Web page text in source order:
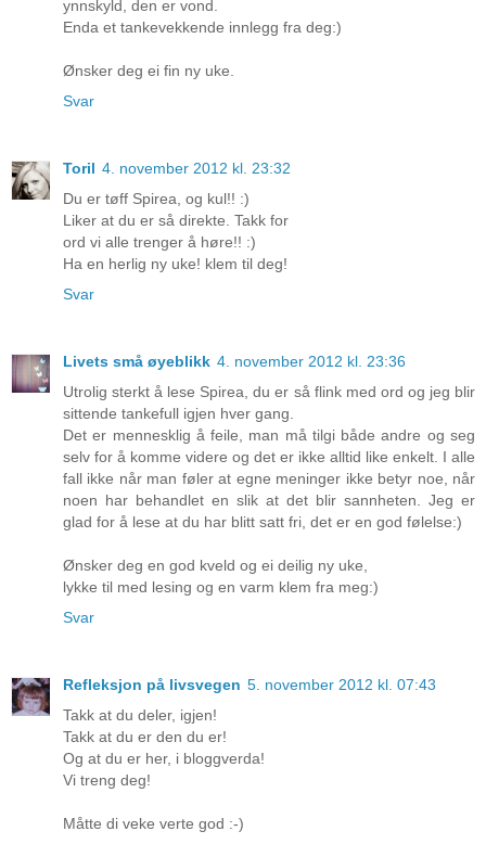
ynnskyld, den er vond.
Enda et tankevekkende innlegg fra deg:)
Ønsker deg ei fin ny uke.
Svar
Toril 4. november 2012 kl. 23:32
Du er tøff Spirea, og kul!! :)
Liker at du er så direkte. Takk for
ord vi alle trenger å høre!! :)
Ha en herlig ny uke! klem til deg!
Svar
Livets små øyeblikk 4. november 2012 kl. 23:36
Utrolig sterkt å lese Spirea, du er så flink med ord og jeg blir
sittende tankefull igjen hver gang.
Det er mennesklig å feile, man må tilgi både andre og seg
selv for å komme videre og det er ikke alltid like enkelt. I alle
fall ikke når man føler at egne meninger ikke betyr noe, når
noen har behandlet en slik at det blir sannheten. Jeg er
glad for å lese at du har blitt satt fri, det er en god følelse:)
Ønsker deg en god kveld og ei deilig ny uke,
lykke til med lesing og en varm klem fra meg:)
Svar
Refleksjon på livsvegen 5. november 2012 kl. 07:43
Takk at du deler, igjen!
Takk at du er den du er!
Og at du er her, i bloggverda!
Vi treng deg!
Måtte di veke verte god :-)